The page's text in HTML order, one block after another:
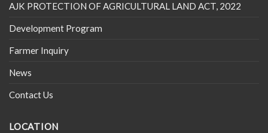
AJK PROTECTION OF AGRICULTURAL LAND ACT, 2022
Development Program
Farmer Inquiry
News
Contact Us
LOCATION